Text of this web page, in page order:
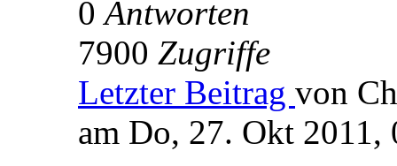
0Antworten
7900 Zugriffe
Letzter Beitrag von
am Do, 27. Okt 2011,